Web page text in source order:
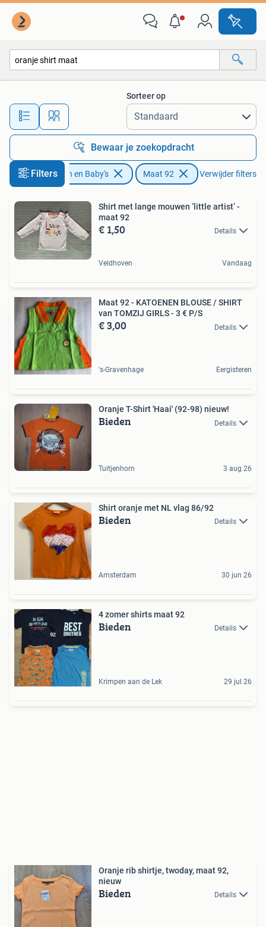
Alle afstanden…
Sorteer op
Bewaar je zoekopdracht
Filters
Kinderen en Baby's Maat 92 Verwijder filters
Shirt met lange mouwen ‘little artist’ -
maat 92
€ 1,50 Details
Veldhoven Vandaag
Maat 92 - KATOENEN BLOUSE / SHIRT
van TOMZIJ GIRLS - 3 € P/S
€ 3,00 Details
's-Gravenhage Eergisteren
Oranje T-Shirt 'Haai' (92-98) nieuw!
Bieden Details
Tuitjenhorn 3 aug 26
Shirt oranje met NL vlag 86/92
Bieden Details
Amsterdam 30 jun 26
4 zomer shirts maat 92
Bieden Details
Krimpen aan de Lek 29 jul 26
Oranje rib shirtje, twoday, maat 92,
nieuw
Bieden Details